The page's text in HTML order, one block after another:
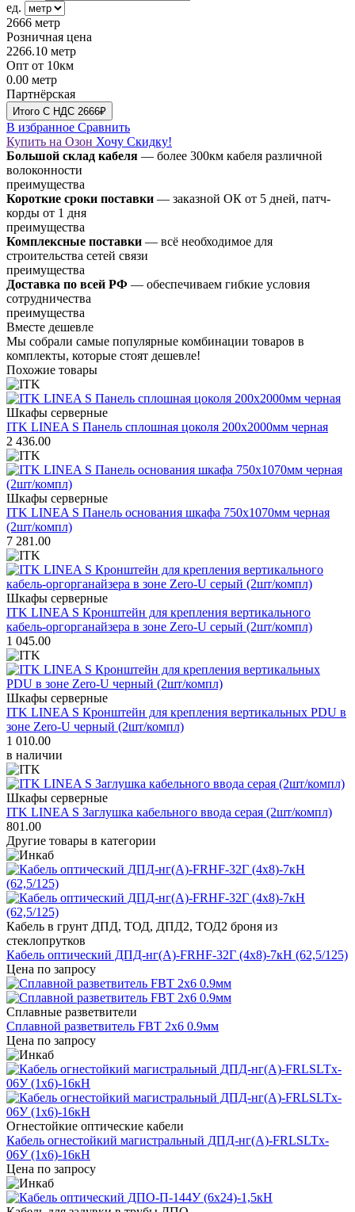
ед.
2666 метр
Розничная цена
2266.10 метр
Опт от 10км
0.00 метр
Партнёрская
Итого C НДС 2666₽
В избранное Сравнить
Купить на Озон Хочу Скидку!
Большой склад кабеля — более 300км кабеля различной
волоконности
преимущества
Короткие сроки поставки — заказной ОК от 5 дней, патч-
корды от 1 дня
преимущества
Комплексные поставки — всё необходимое для
строительства сетей связи
преимущества
Доставка по всей РФ — обеспечиваем гибкие условия
сотрудничества
преимущества
Вместе дешевле
Мы собрали самые популярные комбинации товаров в
комплекты, которые стоят дешевле!
Похожие товары
Шкафы серверные
ITK LINEA S Панель сплошная цоколя 200х2000мм черная
2 436.00
Шкафы серверные
ITK LINEA S Панель основания шкафа 750х1070мм черная
(2шт/компл)
7 281.00
Шкафы серверные
ITK LINEA S Кронштейн для крепления вертикального
кабель-оргорганайзера в зоне Zero-U серый (2шт/компл)
1 045.00
Шкафы серверные
ITK LINEA S Кронштейн для крепления вертикальных PDU в
зоне Zero-U черный (2шт/компл)
1 010.00
в наличии
Шкафы серверные
ITK LINEA S Заглушка кабельного ввода серая (2шт/компл)
801.00
Другие товары в категории
Кабель в грунт ДПД, ТОД, ДПД2, ТОД2 броня из
стеклопрутков
Кабель оптический ДПД-нг(А)-FRHF-32Г (4x8)-7кН (62,5/125)
Цена по запросу
Сплавные разветвители
Сплавной разветвитель FBT 2x6 0.9мм
Цена по запросу
Огнестойкие оптические кабели
Кабель огнестойкий магистральный ДПД-нг(А)-FRLSLTx-
06У (1x6)-16кН
Цена по запросу